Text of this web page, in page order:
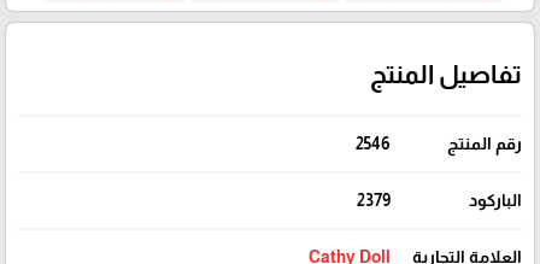
تفاصيل المنتج
رقم المنتج 2546
الباركود 2379
العلامة التجارية Cathy Doll